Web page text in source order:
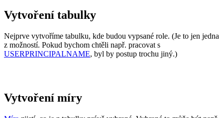
Vytvoření tabulky
Nejprve vytvoříme tabulku, kde budou vypsané role. (Je to jen jedna
z možností. Pokud bychom chtěli např. pracovat s
USERPRINCIPALNAME, byl by postup trochu jiný.)
Vytvoření míry